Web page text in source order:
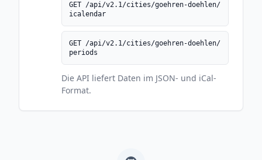
GET /api/v2.1/cities/goehren-doehlen/
icalendar
GET /api/v2.1/cities/goehren-doehlen/
periods
Die API liefert Daten im JSON- und iCal-
Format.